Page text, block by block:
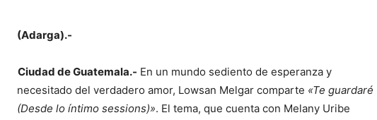
(Adarga).-
Ciudad de Guatemala.- En un mundo sediento de esperanza y
necesitado del verdadero amor, Lowsan Melgar comparte «Te guardaré
(Desde lo íntimo sessions)». El tema, que cuenta con Melany Uribe